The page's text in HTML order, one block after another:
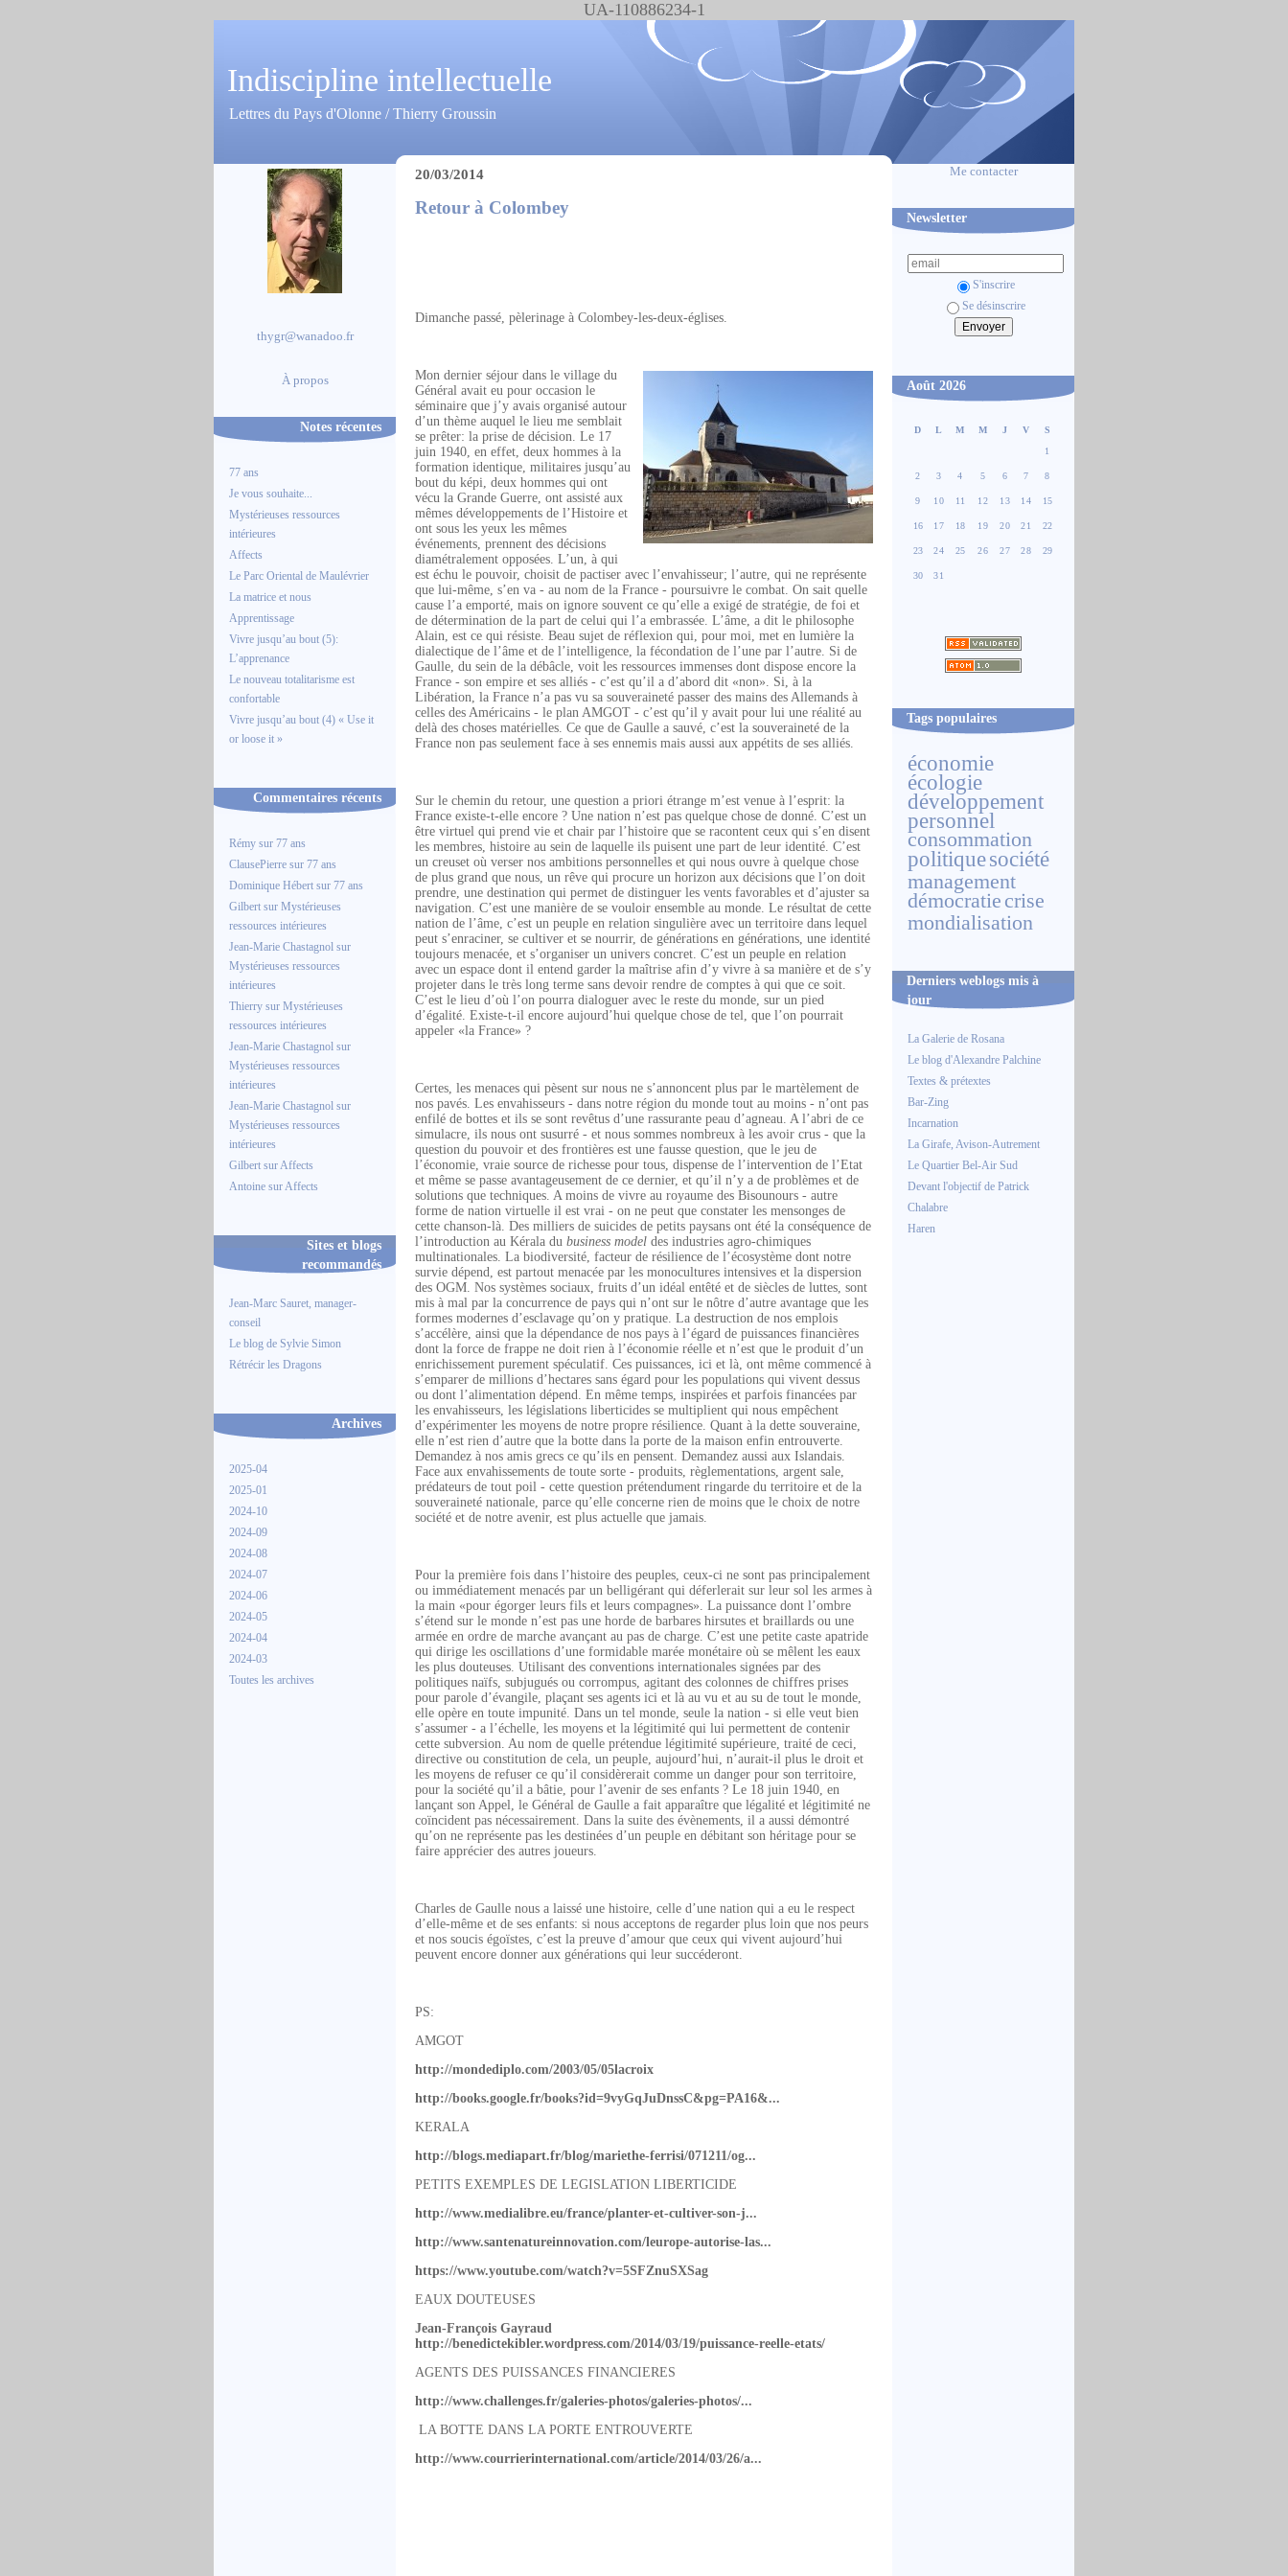
UA-110886234-1
Indiscipline intellectuelle
Lettres du Pays d'Olonne / Thierry Groussin
thygr@wanadoo.fr
À propos
Notes récentes
77 ans
Je vous souhaite...
Mystérieuses ressources
intérieures
Affects
Le Parc Oriental de Maulévrier
La matrice et nous
Apprentissage
Vivre jusqu’au bout (5):
L’apprenance
Le nouveau totalitarisme est
confortable
Vivre jusqu’au bout (4) « Use it
or loose it »
Commentaires récents
Rémy sur 77 ans
ClausePierre sur 77 ans
Dominique Hébert sur 77 ans
Gilbert sur Mystérieuses
ressources intérieures
Jean-Marie Chastagnol sur
Mystérieuses ressources
intérieures
Thierry sur Mystérieuses
ressources intérieures
Jean-Marie Chastagnol sur
Mystérieuses ressources
intérieures
Jean-Marie Chastagnol sur
Mystérieuses ressources
intérieures
Gilbert surAffects
Antoine surAffects
Sites et blogs
recommandés
Jean-Marc Sauret, manager-
conseil
Le blog de Sylvie Simon
Rétrécir les Dragons
Archives
2025-04
2025-01
2024-10
2024-09
2024-08
2024-07
2024-06
2024-05
2024-04
2024-03
Toutes les archives
Me contacter
Newsletter
S'inscrire
Se désinscrire
Août 2026
D L M M J V
S
1
2 3 4 5 6 7 8
9 10 11 12 13 14 15
16 17 18 19 20 21 22
23 24 25 26 27 28 29
30 31
Tags populaires
économie
écologie
développement
personnel
consommation
politiquesociété
management
démocratie crise
mondialisation
Derniers weblogs mis à
jour
La Galerie de Rosana
Le blog d'Alexandre Palchine
Textes & prétextes
Bar-Zing
Incarnation
La Girafe, Avison-Autrement
Le Quartier Bel-Air Sud
Devant l'objectif de Patrick
Chalabre
Haren
20/03/2014
Retour à Colombey
Dimanche passé, pèlerinage à Colombey-les-deux-églises.
Mon dernier séjour dans le village du
Général avait eu pour occasion le
séminaire que j’y avais organisé autour
d’un thème auquel le lieu me semblait
se prêter: la prise de décision. Le 17
juin 1940, en effet, deux hommes à la
formation identique, militaires jusqu’au
bout du képi, deux hommes qui ont
vécu la Grande Guerre, ont assisté aux
mêmes développements de l’Histoire et
ont sous les yeux les mêmes
événements, prennent des décisions
diamétralement opposées. L’un, à qui
est échu le pouvoir, choisit de pactiser avec l’envahisseur; l’autre, qui ne représente
que lui-même, s’en va - au nom de la France - poursuivre le combat. On sait quelle
cause l’a emporté, mais on ignore souvent ce qu’elle a exigé de stratégie, de foi et
de détermination de la part de celui qui l’a embrassée. L’âme, a dit le philosophe
Alain, est ce qui résiste. Beau sujet de réflexion qui, pour moi, met en lumière la
dialectique de l’âme et de l’intelligence, la fécondation de l’une par l’autre. Si de
Gaulle, du sein de la débâcle, voit les ressources immenses dont dispose encore la
France - son empire et ses alliés - c’est qu’il a d’abord dit «non». Si, à la
Libération, la France n’a pas vu sa souveraineté passer des mains des Allemands à
celles des Américains - le plan AMGOT - c’est qu’il y avait pour lui une réalité au
delà des choses matérielles. Ce que de Gaulle a sauvé, c’est la souveraineté de la
France non pas seulement face à ses ennemis mais aussi aux appétits de ses alliés.
Sur le chemin du retour, une question a priori étrange m’est venue à l’esprit: la
France existe-t-elle encore ? Une nation n’est pas quelque chose de donné. C’est un
être virtuel qui prend vie et chair par l’histoire que se racontent ceux qui s’en disent
les membres, histoire au sein de laquelle ils puisent une part de leur identité. C’est
un creuset où verser nos ambitions personnelles et qui nous ouvre à quelque chose
de plus grand que nous, un rêve qui procure un horizon aux décisions que l’on doit
prendre, une destination qui permet de distinguer les vents favorables et d’ajuster sa
navigation. C’est une manière de se vouloir ensemble au monde. Le résultat de cette
nation de l’âme, c’est un peuple en relation singulière avec un territoire dans lequel
peut s’enraciner, se cultiver et se nourrir, de générations en générations, une identité
toujours menacée, et s’organiser un univers concret. C’est un peuple en relation
avec un espace dont il entend garder la maîtrise afin d’y vivre à sa manière et de s’y
projeter dans le très long terme sans devoir rendre de comptes à qui que ce soit.
C’est le lieu d’où l’on pourra dialoguer avec le reste du monde, sur un pied
d’égalité. Existe-t-il encore aujourd’hui quelque chose de tel, que l’on pourrait
appeler «la France» ?
Certes, les menaces qui pèsent sur nous ne s’annoncent plus par le martèlement de
nos pavés. Les envahisseurs - dans notre région du monde tout au moins - n’ont pas
enfilé de bottes et ils se sont revêtus d’une rassurante peau d’agneau. A l’abri de ce
simulacre, ils nous ont susurré - et nous sommes nombreux à les avoir crus - que la
question du pouvoir et des frontières est une fausse question, que le jeu de
l’économie, vraie source de richesse pour tous, dispense de l’intervention de l’Etat
et même se passe avantageusement de ce dernier, et qu’il n’y a de problèmes et de
solutions que techniques. A moins de vivre au royaume des Bisounours - autre
forme de nation virtuelle il est vrai - on ne peut que constater les mensonges de
cette chanson-là. Des milliers de suicides de petits paysans ont été la conséquence de
l’introduction au Kérala du business model des industries agro-chimiques
multinationales. La biodiversité, facteur de résilience de l’écosystème dont notre
survie dépend, est partout menacée par les monocultures intensives et la dispersion
des OGM. Nos systèmes sociaux, fruits d’un idéal entêté et de siècles de luttes, sont
mis à mal par la concurrence de pays qui n’ont sur le nôtre d’autre avantage que les
formes modernes d’esclavage qu’on y pratique. La destruction de nos emplois
s’accélère, ainsi que la dépendance de nos pays à l’égard de puissances financières
dont la force de frappe ne doit rien à l’économie réelle et n’est que le produit d’un
enrichissement purement spéculatif. Ces puissances, ici et là, ont même commencé à
s’emparer de millions d’hectares sans égard pour les populations qui vivent dessus
ou dont l’alimentation dépend. En même temps, inspirées et parfois financées par
les envahisseurs, les législations liberticides se multiplient qui nous empêchent
d’expérimenter les moyens de notre propre résilience. Quant à la dette souveraine,
elle n’est rien d’autre que la botte dans la porte de la maison enfin entrouverte.
Demandez à nos amis grecs ce qu’ils en pensent. Demandez aussi aux Islandais.
Face aux envahissements de toute sorte - produits, règlementations, argent sale,
prédateurs de tout poil - cette question prétendument ringarde du territoire et de la
souveraineté nationale, parce qu’elle concerne rien de moins que le choix de notre
société et de notre avenir, est plus actuelle que jamais.
Pour la première fois dans l’histoire des peuples, ceux-ci ne sont pas principalement
ou immédiatement menacés par un belligérant qui déferlerait sur leur sol les armes à
la main «pour égorger leurs fils et leurs compagnes». La puissance dont l’ombre
s’étend sur le monde n’est pas une horde de barbares hirsutes et braillards ou une
armée en ordre de marche avançant au pas de charge. C’est une petite caste apatride
qui dirige les oscillations d’une formidable marée monétaire où se mêlent les eaux
les plus douteuses. Utilisant des conventions internationales signées par des
politiques naïfs, subjugués ou corrompus, agitant des colonnes de chiffres prises
pour parole d’évangile, plaçant ses agents ici et là au vu et au su de tout le monde,
elle opère en toute impunité. Dans un tel monde, seule la nation - si elle veut bien
s’assumer - a l’échelle, les moyens et la légitimité qui lui permettent de contenir
cette subversion. Au nom de quelle prétendue légitimité supérieure, traité de ceci,
directive ou constitution de cela, un peuple, aujourd’hui, n’aurait-il plus le droit et
les moyens de refuser ce qu’il considèrerait comme un danger pour son territoire,
pour la société qu’il a bâtie, pour l’avenir de ses enfants ? Le 18 juin 1940, en
lançant son Appel, le Général de Gaulle a fait apparaître que légalité et légitimité ne
coïncident pas nécessairement. Dans la suite des évènements, il a aussi démontré
qu’on ne représente pas les destinées d’un peuple en débitant son héritage pour se
faire apprécier des autres joueurs.
Charles de Gaulle nous a laissé une histoire, celle d’une nation qui a eu le respect
d’elle-même et de ses enfants: si nous acceptons de regarder plus loin que nos peurs
et nos soucis égoïstes, c’est la preuve d’amour que ceux qui vivent aujourd’hui
peuvent encore donner aux générations qui leur succéderont.
PS:
AMGOT
http://mondediplo.com/2003/05/05lacroix
http://books.google.fr/books?id=9vyGqJuDnssC&pg=PA16&...
KERALA
http://blogs.mediapart.fr/blog/mariethe-ferrisi/071211/og...
PETITS EXEMPLES DE LEGISLATION LIBERTICIDE
http://www.medialibre.eu/france/planter-et-cultiver-son-j...
http://www.santenatureinnovation.com/leurope-autorise-las...
https://www.youtube.com/watch?v=5SFZnuSXSag
EAUX DOUTEUSES
Jean-François Gayraud
http://benedictekibler.wordpress.com/2014/03/19/puissance-reelle-etats/
AGENTS DES PUISSANCES FINANCIERES
http://www.challenges.fr/galeries-photos/galeries-photos/...
LA BOTTE DANS LA PORTE ENTROUVERTE
http://www.courrierinternational.com/article/2014/03/26/a...